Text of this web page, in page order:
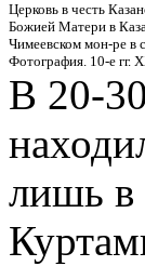
Церковь в честь
Божией Матери в
Чимеевском мон-ре в
Фотография. 10-е гг.
В 20-
лишь в